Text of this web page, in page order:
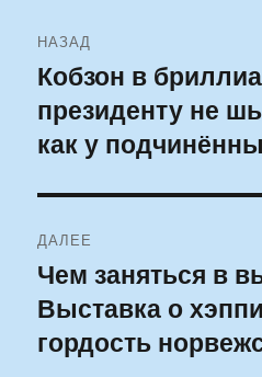
по
записям
НАЗАД
Предыдущая
запись:
Кобзон в
президенту не
как у
ДАЛЕЕ
Следующая
запись:
Чем заняться в
Выставка о
гордость